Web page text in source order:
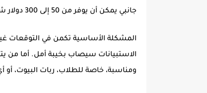
جانبي يمكن أن يوفر من 50 إلى 300 دولار شهرياً حسب نشاط المستخدم وعدد المنصات التي يعمل معها.
المشكلة الأساسية تكمن في التوقعات
الاستبيانات سيصاب بخيبة أمل. أما
ومناسبة، خاصة للطلاب، ربات البيوت،